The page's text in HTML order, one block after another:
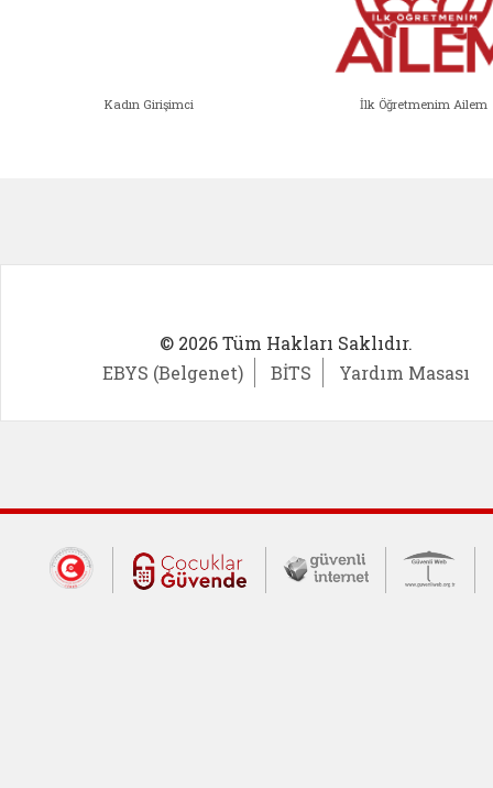
Kadın Girişimci İlk Öğretmenim Ailem
© 2026 Tüm Hakları Saklıdır.
EBYS (Belgenet)
BİTS Yardım Masası
Dış Bağlantılar
Cumhurbaşkanlığı İletişim Merkezi
Çocuklar Güvende (yeni
Güvenli